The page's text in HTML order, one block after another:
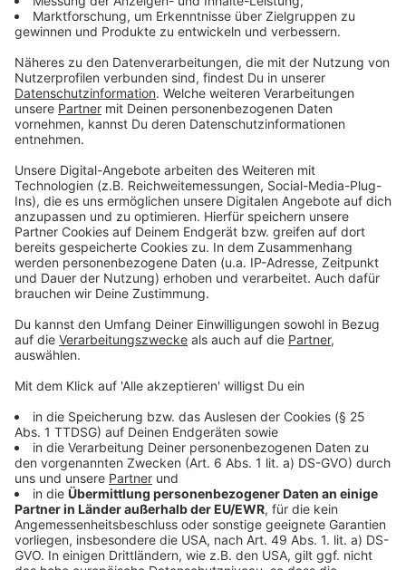
Anzeige
Langfristige Folgen für die Milchproduktion
Anzeige
Auch wenn sie nicht mehr grassiert, ist die
Blauzungenkrankheit trotzdem noch spürbar. Die
ehemals erkrankten Tiere produzieren immer noch
nicht Milch wie früher, und die Produktionseinbußen
merken die Molkereien noch stark, heißt es. Dort
kommt immer noch weniger Milch an als vor dem
Auftreten der Blauzungenkrankheit.
Anzeige
Anzeige
Neue Betriebshöfe der Wupsi - Einigung im Ausschuss
Leverkusen-Küppersteg: Kreuzung gesperrt
Bayer 04 Leverkusen nimmt einen Punkt aus der